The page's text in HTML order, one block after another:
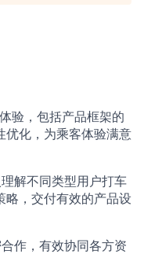
验，包括产品框架的
优化，为乘客体验满意
解不同类型用户打车
略，交付有效的产品设
作，有效协同各方资